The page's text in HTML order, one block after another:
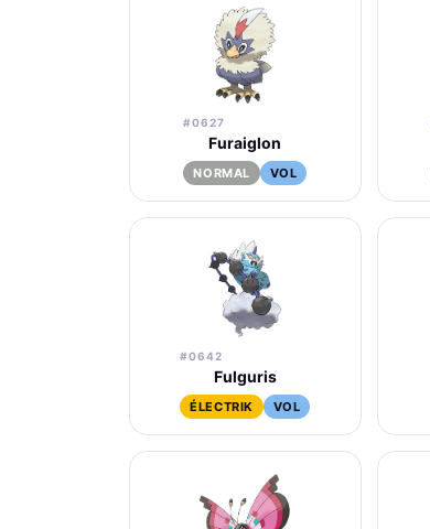
#0627
Furaiglon
NORMAL VOL
#0642
Fulguris
ÉLECTRIK VOL